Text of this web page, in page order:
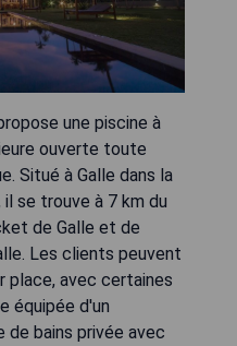
une piscine à
ouverte toute
Situé à Galle dans la
se trouve à 7 km du
de Galle et de
Les clients peuvent
place, avec certaines
équipée d'un
bains privée avec